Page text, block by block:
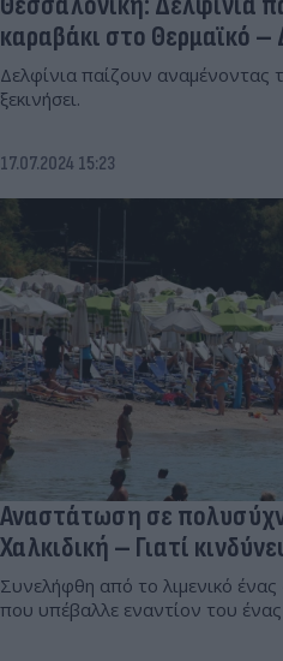
καραβάκι στο Θερμαϊκό –
Δελφίνια παίζουν
ξεκινήσει.
17.07.2024 15:23
Αναστάτωση σε
Χαλκιδική – Γιατί
Συνελήφθη από το λιμενικό
που υπέβαλλε εναντίον του